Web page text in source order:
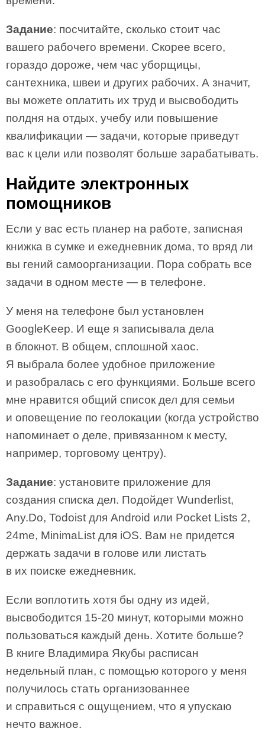
Задание: посчитайте, сколько стоит час
вашего рабочего времени. Скорее всего,
гораздо дороже, чем час уборщицы,
сантехника, швеи и других рабочих. А значит,
вы можете оплатить их труд и высвободить
полдня на отдых, учебу или повышение
квалификации — задачи, которые приведут
вас к цели или позволят больше зарабатывать.
Найдите электронных
помощников
Если у вас есть планер на работе, записная
книжка в сумке и ежедневник дома, то вряд ли
вы гений самоорганизации. Пора собрать все
задачи в одном месте — в телефоне.
У меня на телефоне был установлен
GoogleKeep. И еще я записывала дела
в блокнот. В общем, сплошной хаос.
Я выбрала более удобное приложение
и разобралась с его функциями. Больше всего
мне нравится общий список дел для семьи
и оповещение по геолокации (когда устройство
напоминает о деле, привязанном к месту,
например, торговому центру).
Задание: установите приложение для
создания списка дел. Подойдет Wunderlist,
Any.Do, Todoist для Android или Pocket Lists 2,
24me, MinimaList для iOS. Вам не придется
держать задачи в голове или листать
в их поиске ежедневник.
Если воплотить хотя бы одну из идей,
высвободится 15-20 минут, которыми можно
пользоваться каждый день. Хотите больше?
В книге Владимира Якубы расписан
недельный план, с помощью которого у меня
получилось стать организованнее
и справиться с ощущением, что я упускаю
нечто важное.